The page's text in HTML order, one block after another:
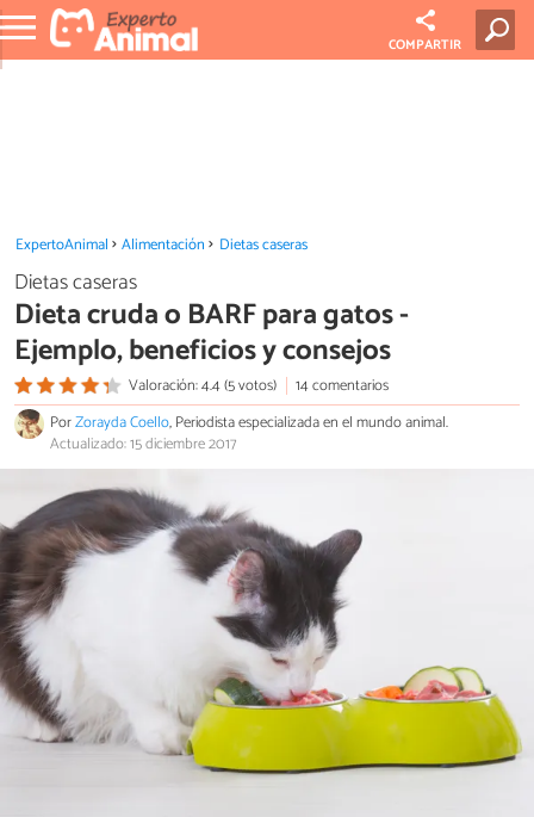
COMPARTIR
ExpertoAnimal Alimentación Dietas caseras
Dietas caseras
Dieta cruda o BARF para gatos -
Ejemplo, beneficios y consejos
Valoración: 4.4 (5 votos)
14 comentarios
PorZorayda Coello, Periodista especializada en el mundo animal.
Actualizado: 15 diciembre 2017